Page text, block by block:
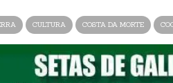
CULTURA COSTA DA MORTE